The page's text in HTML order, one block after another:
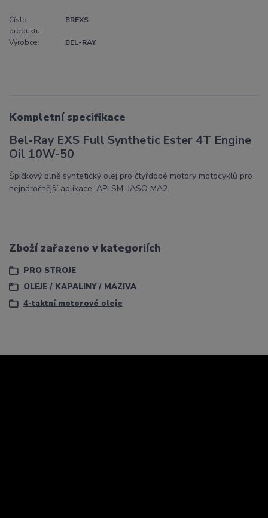
Číslo
produktu:
BREXS
Výrobce: BEL-RAY
Kompletní specifikace
Bel-Ray EXS Full Synthetic Ester 4T Engine
Oil 10W-50
Špičkový plně syntetický olej pro čtyřdobé motory motocyklů pro
nejnáročnější aplikace. API SM, JASO MA2.
Zboží zařazeno v kategoriích
PRO STROJE
OLEJE / KAPALINY / MAZIVA
4-taktní motorové oleje